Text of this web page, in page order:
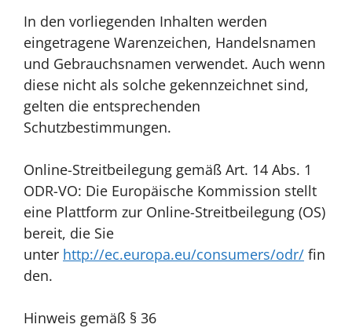
In den vorliegenden Inhalten werden
eingetragene Warenzeichen, Handelsnamen
und Gebrauchsnamen verwendet. Auch wenn
diese nicht als solche gekennzeichnet sind,
gelten die entsprechenden
Schutzbestimmungen.
Online-Streitbeilegung gemäß Art. 14 Abs. 1
ODR-VO: Die Europäische Kommission stellt
eine Plattform zur Online-Streitbeilegung (OS)
bereit, die Sie
unter http://ec.europa.eu/consumers/odr/ fin
den.
Hinweis gemäß § 36